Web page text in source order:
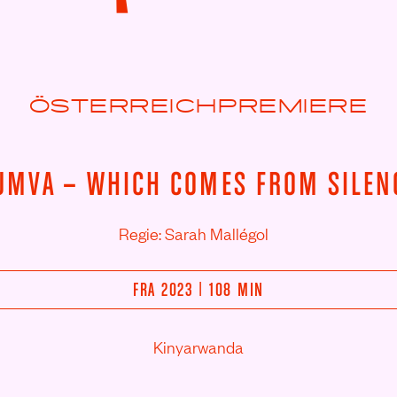
ÖSTERREICHPREMIERE
– WHICH COMES FROM
Regie: Sarah Mallégol
FRA 2023 | 108 MIN
Kinyarwanda